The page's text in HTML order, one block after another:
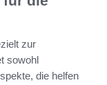
zur
sowohl
die helfen